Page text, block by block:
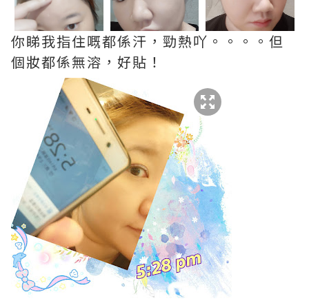
你睇我指住嘅都係汗，勁熱吖。。。。但
個妝都係無溶，好貼！